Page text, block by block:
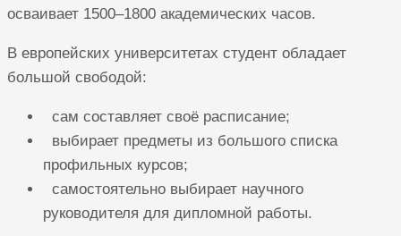
осваивает 1500–1800 академических часов.
В европейских университетах студент обладает
большой свободой:
сам составляет своё расписание;
выбирает предметы из большого списка
профильных курсов;
самостоятельно выбирает научного
руководителя для дипломной работы.